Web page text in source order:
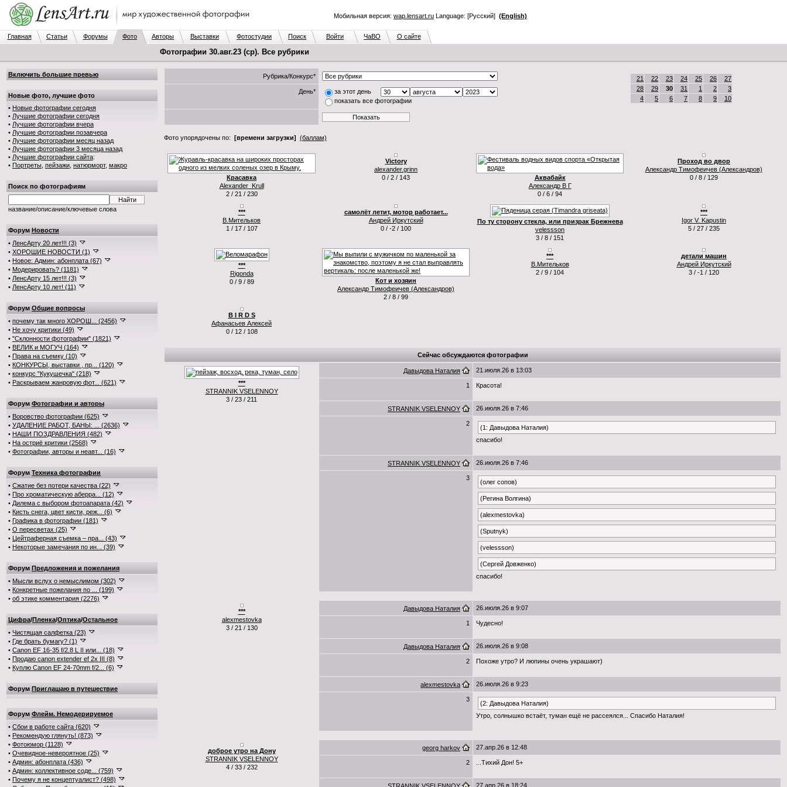
Мобильная версия: wap.lensart.ru Language: [Русский] (English)
Главная Статьи Форумы Фото Авторы Выставки Фотостудии Поиск Войти ЧаВО О сайте
Фотографии 30.авг.23 (ср). Все рубрики
Включить большие превью
Новые фото, лучшие фото
• Новые фотографии сегодня
• Лучшие фотографии сегодня
• Лучшие фотографии вчера
• Лучшие фотографии позавчера
• Лучшие фотографии месяц назад
• Лучшие фотографии 3 месяца назад
• Лучшие фотографии сайта:
• Портреты пейзажи натюрморт, макро
Поиск по фотографиям
название/описание/ключевые слова
Форум Новости
• ЛенсАрту 20 лет!!! (3)
• ХОРОШИЕ НОВОСТИ (1)
• Новое: Админ: абонплата (67)
• Модерировать? (1181)
• ЛенсАрту 15 лет!!! (3)
• ЛенсАрту 10 лет! (11)
Форум Общие вопросы
• почему так много ХОРОШ... (2456)
• Не хочу критики (49)
• "Склонности фотографии" (1821)
• ВЕЛИК и МОГУЧ (164)
• Права на съемку (10)
• КОНКУРСЫ, выставки , пр... (120)
• конкурс "Кукушечка" (218)
• Раскрываем жанровую фот... (621)
Форум Фотографии и авторы
• Воровство фотографии (625)
• УДАЛЕНИЕ РАБОТ, БАНЫ: ... (2636)
• НАШИ ПОЗДРАВЛЕНИЯ (482)
• На остриё критики (2568)
• Фотографии, авторы и неавт... (16)
Форум Техника фотографии
• Сжатие без потери качества (22)
• Про хроматическую аберра... (12)
• Дилема с выбором фотоапарата (42)
• Кисть снега, цвет кисти, реж... (6)
• Графика в фотографии (181)
• О пересветах (25)
• Цейтраферная съемка – пра... (43)
• Некоторые замечания по ин... (39)
Форум Предложения и пожелания
• Мысли вслух о немыслимом (302)
• Конкретные пожелания по ... (199)
• об этике комментария (2276)
Цифра/Пленка/Оптика/Остальное
• Чистящая салфетка (23)
• Где брать бумагу? (1)
• Canon EF 16-35 f/2.8 L II или... (18)
• Продаю canon extender ef 2x III (8)
• Куплю Canon EF 24-70mm f/2... (6)
Форум Приглашаю в путешествие
Форум Флейм. Немодерируемое
• Сбои в работе сайта (620)
• Рекомендую глянуть! (873)
• Фотоюмор (1128)
• Очевидное-невероятное (25)
• Админ: абонплата (436)
• Админ: коллективное соде... (759)
• Почему я не концептуалист? (498)
Рубрика/Конкурс* 21 22 23 24 25 26
27
28
29 30 31 1 2
3
4
5 6 7 8 9 10
День*
за этот день
показать все фотографии
Фото упорядочены по: [времени загрузки] (баллам)
Красавка
Alexander_Krull
2 / 21 / 230
Victory
alexander.grinn
0 / 2 / 143
Аквабайк
Александр В Г
0 / 6 / 94
Проход во двор
Александр Тимофеичев (Александров)
0 / 8 / 129
***
В.Мительков
1 / 17 / 107
самолёт летит, мотор работает...
Андрей Иркутский
0 / -2 / 100
По ту сторону стекла, или призрак Брежнева
velessson
3 / 8 / 151
***
Igor V. Kapustin
5 / 27 / 235
***
Rigonda
0 / 9 / 89
Кот и хозяин
Александр Тимофеичев (Александров)
2 / 8 / 99
***
В.Мительков
2 / 9 / 104
детали машин
Андрей Иркутский
3 / -1 / 120
B I R D S
Афанасьев Алексей
0 / 12 / 108
Сейчас обсуждаются фотографии
***
STRANNIK VSELENNOY
3 / 23 / 211
Давыдова Наталия 21.июля.26 в 13:03
1 Красота!
STRANNIK VSELENNOY 26.июля.26 в 7:46
2
(1: Давыдова Наталия)
спасибо!
STRANNIK VSELENNOY 26.июля.26 в 7:46
3
(олег сопов)
(Регина Волгина)
(alexmestovka)
(Sputnyk)
(velessson)
(Сергей Довженко)
спасибо!
***
alexmestovka
3 / 21 / 130
Давыдова Наталия 26.июля.26 в 9:07
1 Чудесно!
Давыдова Наталия 26.июля.26 в 9:08
2 Похоже утро? И люпины очень украшают)
alexmestovka 26.июля.26 в 9:23
3
(2: Давыдова Наталия)
Утро, солнышко встаёт, туман ещё не рассеялся... Спасибо Наталия!
доброе утро на Дону
STRANNIK VSELENNOY
4 / 33 / 232
georg harkov 27.апр.26 в 12:48
2 ...Тихий Дон! 5+
27.апр.26 в 18:24